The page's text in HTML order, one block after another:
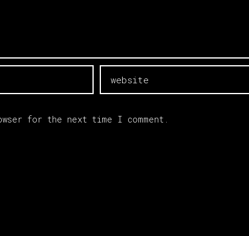
for the next time I comment.